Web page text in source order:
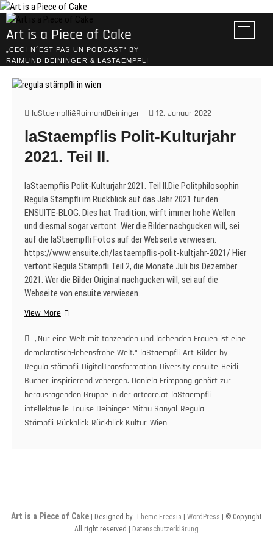
Skip
to
content
Art is a Piece of Cake
„CECI N´EST PAS UN PODCAST“ BY
RAIMUND DEININGER & LASTAEMPFLI
M
e
u
laStaempfli&RaimundDeininger 12. Januar 2022
laStaempflis Polit-Kulturjahr
2021. Teil II.
laStaempflis Polit-Kulturjahr 2021. Teil II.Die Politphilosophin
Regula Stämpfli im Rückblick auf das Jahr 2021 für den
ENSUITE-BLOG. Dies hat Tradition, wirft immer hohe Wellen
und diesmal sogar vertont. Wer die Bilder nachgucken will, sei
auf die laStaempfli Fotos auf der Webseite verwiesen:
https://www.ensuite.ch/lastaempflis-polit-kultjahr-2021/ Hier
vertont Regula Stämpfli Teil 2, die Monate Juli bis Dezember
2021. Wer die Bilder Original nachgucken will, sei auf die
Webseite von ensuite verwiesen.
View MorelaStaempflis
Kulturjahr
2021.
Teil
II.
„Nur eine Welt mit tanzenden und lachenden Frauen ist eine
demokratisch-lebensfrohe Welt.“ laStaempfli Art Bilder by
Regula stämpfli DigitalTransformation Diversity ensuite Heidi
Bucher inspirierend vebergen. Daniela Frimpong gehört zur
herausragenden Gruppe in der artcare.at laStaempfli
intellektuelle Louise Deininger Mithu Sanyal Regula
Stämpfli Rückblick Rückblick Kultur Wien
Art is a Piece of Cake | Designed by: Theme Freesia |WordPress
| © Copyright
All right reserved |
Datenschutzerklärung